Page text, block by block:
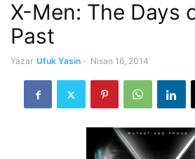
X-Men: The Days
Past
Yazar Ufuk Yasin - Nisan 16, 2014